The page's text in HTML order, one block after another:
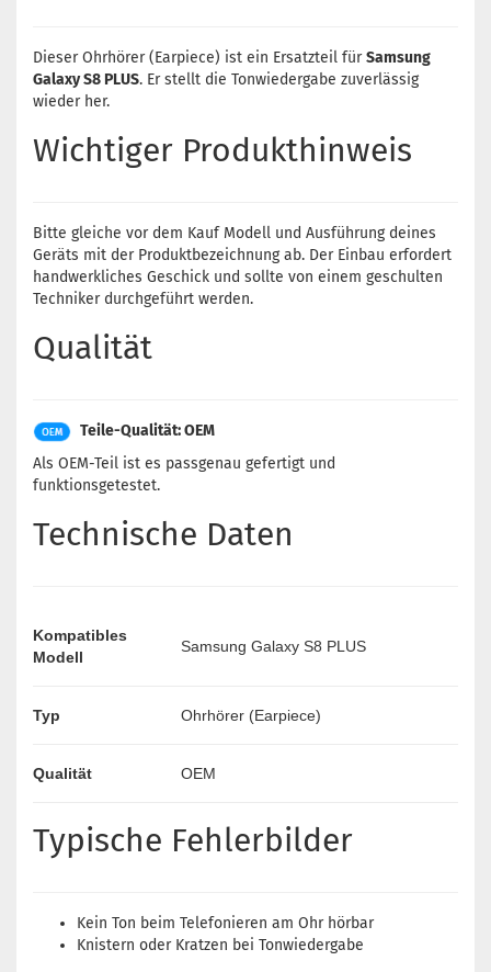
Dieser Ohrhörer (Earpiece) ist ein Ersatzteil fürSamsung
Galaxy S8 PLUS. Er stellt die Tonwiedergabe zuverlässig
wieder her.
Wichtiger Produkthinweis
Bitte gleiche vor dem Kauf Modell und Ausführung deines
Geräts mit der Produktbezeichnung ab. Der Einbau erfordert
handwerkliches Geschick und sollte von einem geschulten
Techniker durchgeführt werden.
Qualität
Teile-Qualität: OEM
Als OEM-Teil ist es passgenau gefertigt und
funktionsgetestet.
Technische Daten
Kompatibles
Modell
Samsung Galaxy S8 PLUS
Typ Ohrhörer (Earpiece)
Qualität OEM
Typische Fehlerbilder
Kein Ton beim Telefonieren am Ohr hörbar
Knistern oder Kratzen bei Tonwiedergabe